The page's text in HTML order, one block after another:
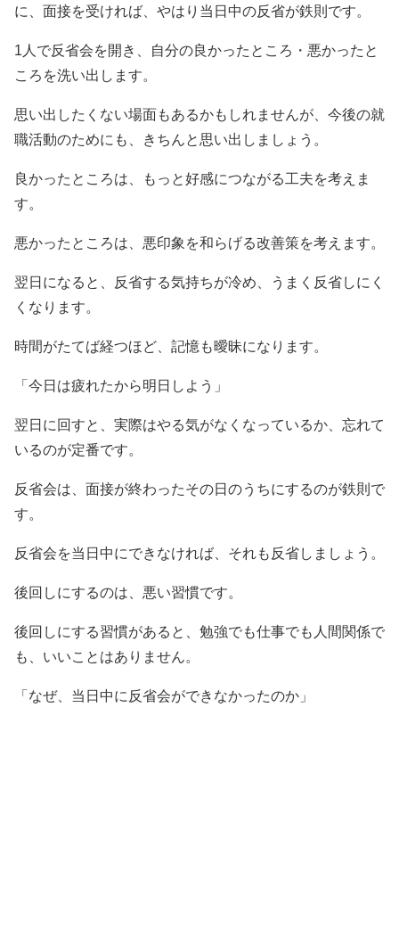
に、面接を受ければ、やはり当日中の反省が鉄則です。
1人で反省会を開き、自分の良かったところ・悪かったと
ころを洗い出します。
思い出したくない場面もあるかもしれませんが、今後の就
職活動のためにも、きちんと思い出しましょう。
良かったところは、もっと好感につながる工夫を考えま
す。
悪かったところは、悪印象を和らげる改善策を考えます。
翌日になると、反省する気持ちが冷め、うまく反省しにく
くなります。
時間がたてば経つほど、記憶も曖昧になります。
「今日は疲れたから明日しよう」
翌日に回すと、実際はやる気がなくなっているか、忘れて
いるのが定番です。
反省会は、面接が終わったその日のうちにするのが鉄則で
す。
反省会を当日中にできなければ、それも反省しましょう。
後回しにするのは、悪い習慣です。
後回しにする習慣があると、勉強でも仕事でも人間関係で
も、いいことはありません。
「なぜ、当日中に反省会ができなかったのか」